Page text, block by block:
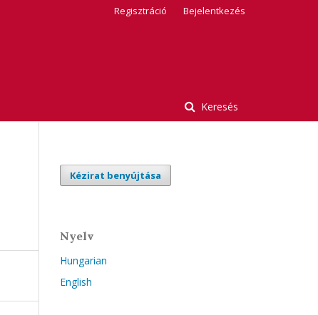
Keresés
Regisztráció Bejelentkezés
Kézirat benyújtása
Nyelv
Hungarian
English